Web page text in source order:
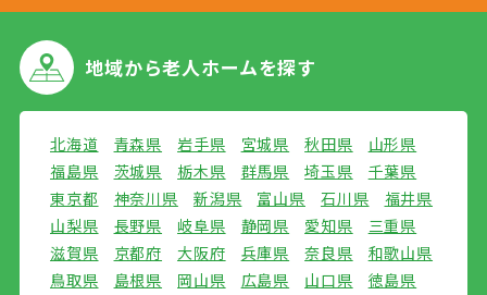
地域から老人ホームを探す
北海道 青森県 岩手県 宮城県 秋田県
山形県
福島県
茨城県 栃木県 群馬県 埼玉県
千葉県
東京都
神奈川県 新潟県 富山県 石川県
福井県
山梨県
長野県 岐阜県 静岡県 愛知県
三重県
滋賀県
京都府 大阪府 兵庫県 奈良県
和歌山県
鳥取県
島根県 岡山県 広島県 山口県
徳島県